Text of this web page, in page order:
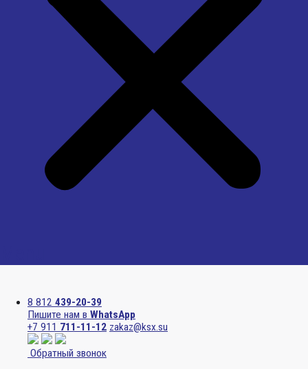
8 812 439-20-39
Пишите нам в WhatsApp
+7 911 711-11-12 zakaz@ksx.su
Обратный звонок